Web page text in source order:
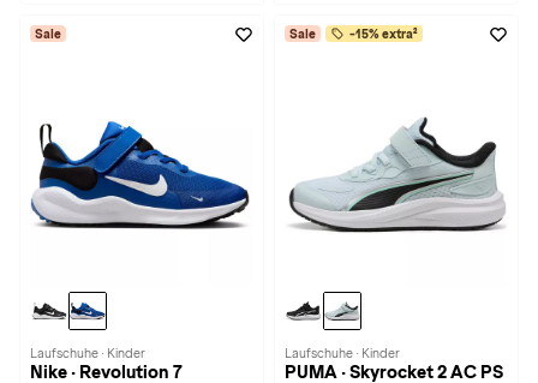
Sale
Laufschuhe · Kinder
Nike · Revolution 7
Sale -15% extra²
Laufschuhe · Kinder
PUMA · Skyrocket 2 AC PS